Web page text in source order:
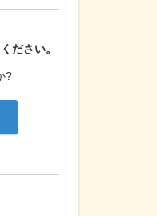
ださい。
?